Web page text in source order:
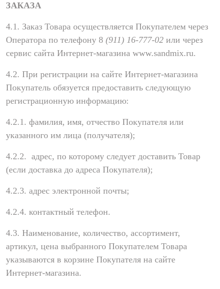
ЗАКАЗА
4.1. Заказ Товара осуществляется Покупателем через
Оператора по телефону 8 (911) 16-777-02 или через
сервис сайта Интернет-магазина www.sandmix.ru.
4.2. При регистрации на сайте Интернет-магазина
Покупатель обязуется предоставить следующую
регистрационную информацию:
4.2.1. фамилия, имя, отчество Покупателя или
указанного им лица (получателя);
4.2.2. адрес, по которому следует доставить Товар
(если доставка до адреса Покупателя);
4.2.3. адрес электронной почты;
4.2.4. контактный телефон.
4.3. Наименование, количество, ассортимент,
артикул, цена выбранного Покупателем Товара
указываются в корзине Покупателя на сайте
Интернет-магазина.